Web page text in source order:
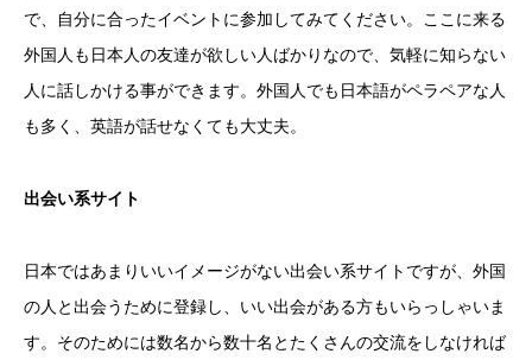
で、自分に合ったイベントに参加してみてください。ここに来る
外国人も日本人の友達が欲しい人ばかりなので、気軽に知らない
人に話しかける事ができます。外国人でも日本語がペラペアな人
も多く、英語が話せなくても大丈夫。
出会い系サイト
日本ではあまりいいイメージがない出会い系サイトですが、外国
の人と出会うために登録し、いい出会がある方もいらっしゃいま
す。そのためには数名から数十名とたくさんの交流をしなければ